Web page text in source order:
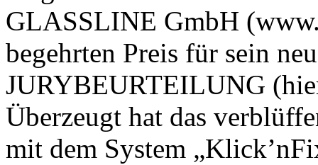
GLASSLINE GmbH
begehrten Preis für sein
JURYBEURTEILUNG
Überzeugt hat das
mit dem System